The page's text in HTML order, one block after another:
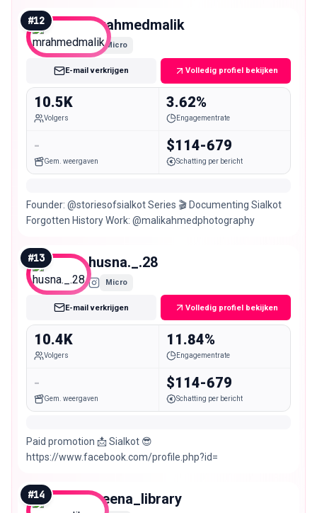
#12 mrahmedmalik
Micro
E-mail verkrijgen Volledig profiel bekijken
10.5K
Volgers
3.62%
Engagementrate
-
Gem. weergaven
$114-679
Schatting per bericht
Founder: @storiesofsialkot Series 🎬 Documenting Sialkot
Forgotten History Work: @malikahmedphotography
#13 husna._.28
Micro
E-mail verkrijgen Volledig profiel bekijken
10.4K
Volgers
11.84%
Engagementrate
-
Gem. weergaven
$114-679
Schatting per bericht
Paid promotion 📩 Sialkot 😎
https://www.facebook.com/profile.php?id=
#14 areena_library